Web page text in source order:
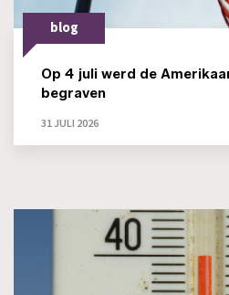
blog
Op 4 juli werd de
begraven
31 JULI 2026